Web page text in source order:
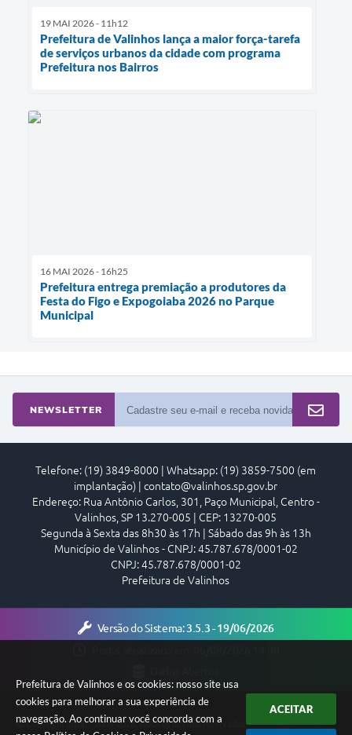
Prefeitura de Valinhos e os cookies: nosso site usa
cookies para melhorar a sua experiência de
navegação. Ao continuar você concorda com a
ACEITAR
19 MAI 2026 - 11h12
Prefeitura de Valinhos lança a maior força-tarefa
de serviços urbanos da cidade com programa
Prefeitura nos Bairros
16 MAI 2026 - 16h25
Prefeitura entrega premiação a produtores da
Festa do Figo e Expogoiaba 2026 no Parque
Municipal
NEWSLETTER
Telefone: (19) 3849-8000 | Whatsapp: (19) 3859-7500 (em
implantação) | contato@valinhos.sp.gov.br
Endereço: Rua Antônio Carlos, 301, Paço Municipal, Centro -
Valinhos, SP 13.270-005 | CEP: 13270-005
Segunda à Sexta das 8h30 às 17h | Sábado das 9h às 13h
Município de Valinhos - CNPJ: 45.787.678/0001-02
CNPJ: 45.787.678/0001-02
Prefeitura de Valinhos
Versão do Sistema:3.5.3 - 19/06/2026
Copyright Instar - 2006-2026. Todos os direitos reservados -